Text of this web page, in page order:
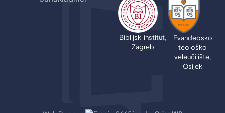
Biblijski institut,
Zagreb
Evanđeosko
teološko
veleučilište,
Osijek